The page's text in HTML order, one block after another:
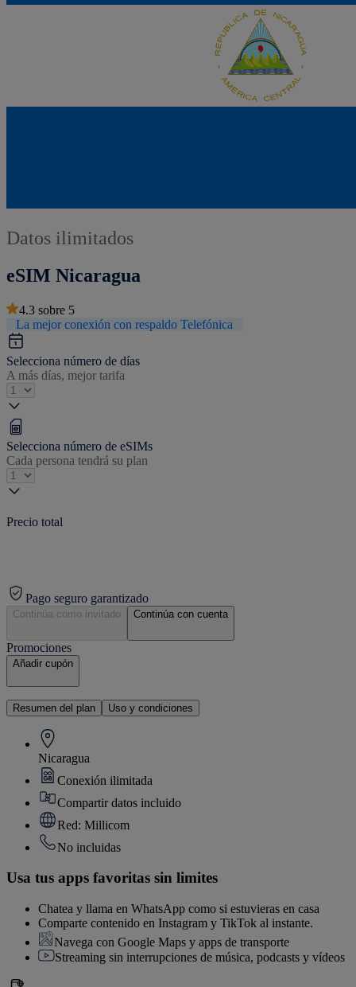
Datos ilimitados
eSIM Nicaragua
4.3 sobre 5
La mejor conexión con respaldo Telefónica
Selecciona número de días
A más días, mejor tarifa
Selecciona número de eSIMs
Cada persona tendrá su plan
Precio total
Pago seguro garantizado
Continúa como invitado Continúa con cuenta
Promociones
Añadir cupón
Resumen del plan Uso y condiciones
Nicaragua
Conexión ilimitada
Compartir datos incluido
Red: Millicom
No incluidas
Usa tus apps favoritas sin limites
Chatea y llama en WhatsApp como si estuvieras en casa
Comparte contenido en Instagram y TikTok al instante.
Navega con Google Maps y apps de transporte
Streaming sin interrupciones de música, podcasts y vídeos